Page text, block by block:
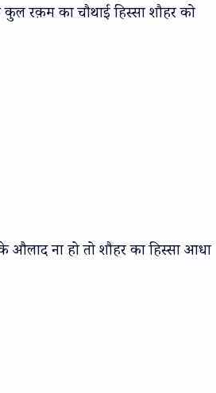
रक़म का चौथाई हिस्सा शौहर को
ना हो तो शौहर का हिस्सा आधा